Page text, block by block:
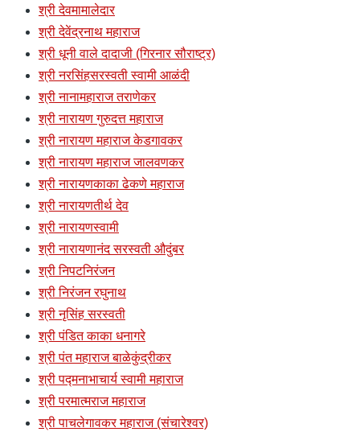
श्री देवमामालेदार
श्री देवेंद्रनाथ महाराज
श्री धूनी वाले दादाजी (गिरनार सौराष्ट्र)
श्री नरसिंहसरस्वती स्वामी आळंदी
श्री नानामहाराज तराणेकर
श्री नारायण गुरुदत्त महाराज
श्री नारायण महाराज केडगावकर
श्री नारायण महाराज जालवणकर
श्री नारायणकाका ढेकणे महाराज
श्री नारायणतीर्थ देव
श्री नारायणस्वामी
श्री नारायणानंद सरस्वती औदुंबर
श्री निपटनिरंजन
श्री निरंजन रघुनाथ
श्री नृसिंह सरस्वती
श्री पंडित काका धनागरे
श्री पंत महाराज बाळेकुंद्रीकर
श्री पद्मनाभाचार्य स्वामी महाराज
श्री परमात्मराज महाराज
श्री पाचलेगावकर महाराज (संचारेश्वर)